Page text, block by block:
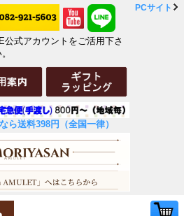
公式アカウントをご活用下さ
ら送料398円（全国一律）
PCサイト